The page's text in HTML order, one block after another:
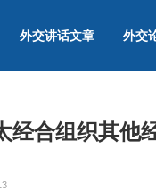
外交讲话文章 外交
经合组织其他